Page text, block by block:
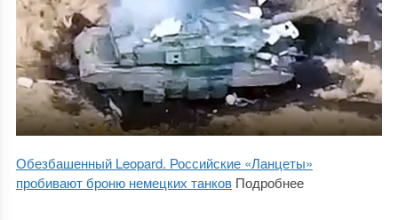
Обезбашенный Leopard. Российские «Ланцеты»
пробивают броню немецких танковПодробнее